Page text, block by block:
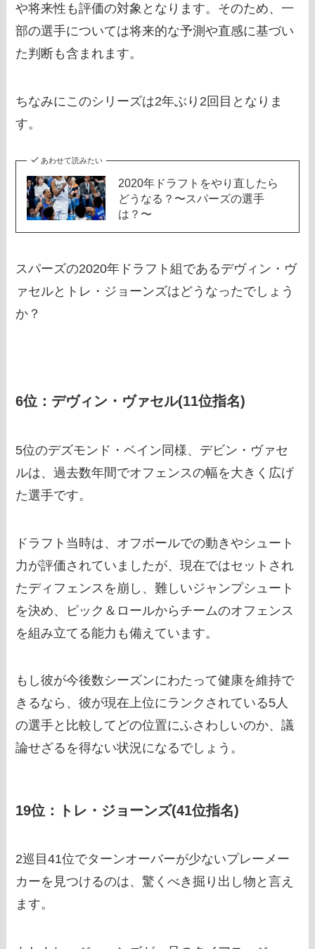
や将来性も評価の対象となります。そのため、一
部の選手については将来的な予測や直感に基づい
た判断も含まれます。
ちなみにこのシリーズは2年ぶり2回目となりま
す。
あわせて読みたい
2020年ドラフトをやり直したら
どうなる？〜スパーズの選手
は？〜
スパーズの2020年ドラフト組であるデヴィン・ヴ
ァセルとトレ・ジョーンズはどうなったでしょう
か？
6位：デヴィン・ヴァセル(11位指名)
5位のデズモンド・ベイン同様、デビン・ヴァセ
ルは、過去数年間でオフェンスの幅を大きく広げ
た選手です。
ドラフト当時は、オフボールでの動きやシュート
力が評価されていましたが、現在ではセットされ
たディフェンスを崩し、難しいジャンプシュート
を決め、ピック＆ロールからチームのオフェンス
を組み立てる能力も備えています。
もし彼が今後数シーズンにわたって健康を維持で
きるなら、彼が現在上位にランクされている5人
の選手と比較してどの位置にふさわしいのか、議
論せざるを得ない状況になるでしょう。
19位：トレ・ジョーンズ(41位指名)
2巡目41位でターンオーバーが少ないプレーメー
カーを見つけるのは、驚くべき掘り出し物と言え
ます。